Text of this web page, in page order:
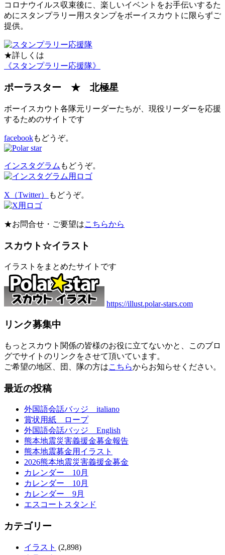
コロナウイルス収束後に、楽しいイベントをお手伝いするた
めにスタンプラリー用スタンプをボーイスカウトに限らずご
提供。
★詳しくは
《スタンプラリー応援隊》
ポーラスター ★ 北極星
ボーイスカウト各隊元リーダーたちが、現役リーダーを応援
するためのサイトです
facebookもどうぞ。
インスタグラム もどうぞ。
X（Twitter） もどうぞ。
★お問合せ・ご要望はこちらから
スカウト☆イラスト
イラストをまとめたサイトです
https://illust.polar-stars.com
リンク募集中
もっとスカウト関係の皆様のお役に立てないかと、このブロ
グでサイトのリンクをさせて頂いています。
ご希望の地区、団、隊の方はこちらからお知らせください。
最近の投稿
外国語会話バッジ italiano
賞状用紙 ロープ
外国語会話バッジ English
熊本地震災害義援金募金報告
熊本地震募金用イラスト
2026熊本地震災害義援金募金
カレンダー 10月
カレンダー 10月
カレンダー 9月
エスコートスタンド
カテゴリー
イラスト (2,898)